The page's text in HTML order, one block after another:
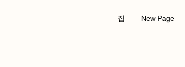
집 New Page